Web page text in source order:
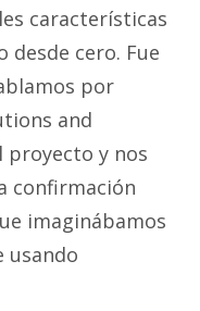
características
cero. Fue
por
and
proyecto y nos
confirmación
imaginábamos
usando